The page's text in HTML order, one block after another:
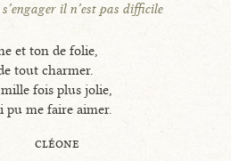
il n’est pas difficile
et ton de folie,
tout charmer.
fois plus jolie,
pu me faire aimer.
cléone